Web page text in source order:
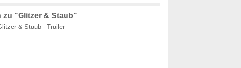
zu "Glitzer & Staub"
& Staub - Trailer